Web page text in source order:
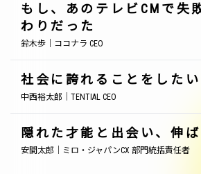
もし、あのテレビCMで失
わりだった
鈴木歩｜ココナラ CEO
社会に誇れることをしたい
中西裕太郎｜TENTIAL CEO
隠れた才能と出会い、伸ば
安間太郎｜ミロ・ジャパンCX 部門統括責任者